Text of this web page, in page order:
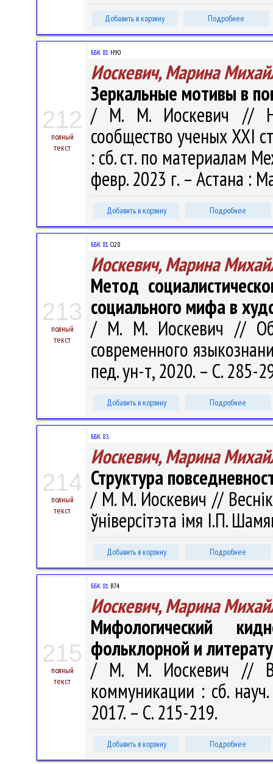
Добавить в корзину Подробнее
212
полный
текст
ББК 81.Н90
Иоскевич, Марина
Зеркальные мотивы в
/ М. М. Иоскевич //
сообщество ученых ХХI
: сб. ст. по материалам
февр. 2023 г. – Астана :
Добавить в корзину Подробнее
213
полный
текст
ББК 81.О28
Иоскевич, Марина
Метод
социального мифа в
/ М. М. Иоскевич //
современного
пед. ун-т, 2020. – С. 285-
Добавить в корзину Подробнее
214
полный
текст
ББК 83.
Иоскевич, Марина
Структура
/ М. М. Иоскевич // Веснік
ўніверсітэта імя І.П.
Добавить в корзину Подробнее
215
полный
текст
ББК 81.В74
Иоскевич, Марина
Мифологический
фольклорной и
/ М. М. Иоскевич //
коммуникации : сб.
2017. – С. 215-219.
Добавить в корзину Подробнее